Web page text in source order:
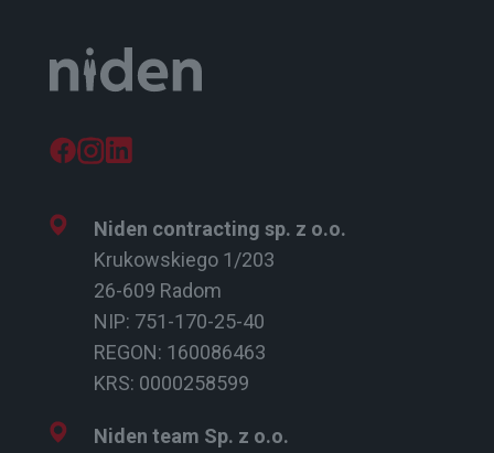
Niden contracting sp. z o.o.
Krukowskiego 1/203
26-609 Radom
NIP: 751-170-25-40
REGON: 160086463
KRS: 0000258599
Niden team Sp. z o.o.